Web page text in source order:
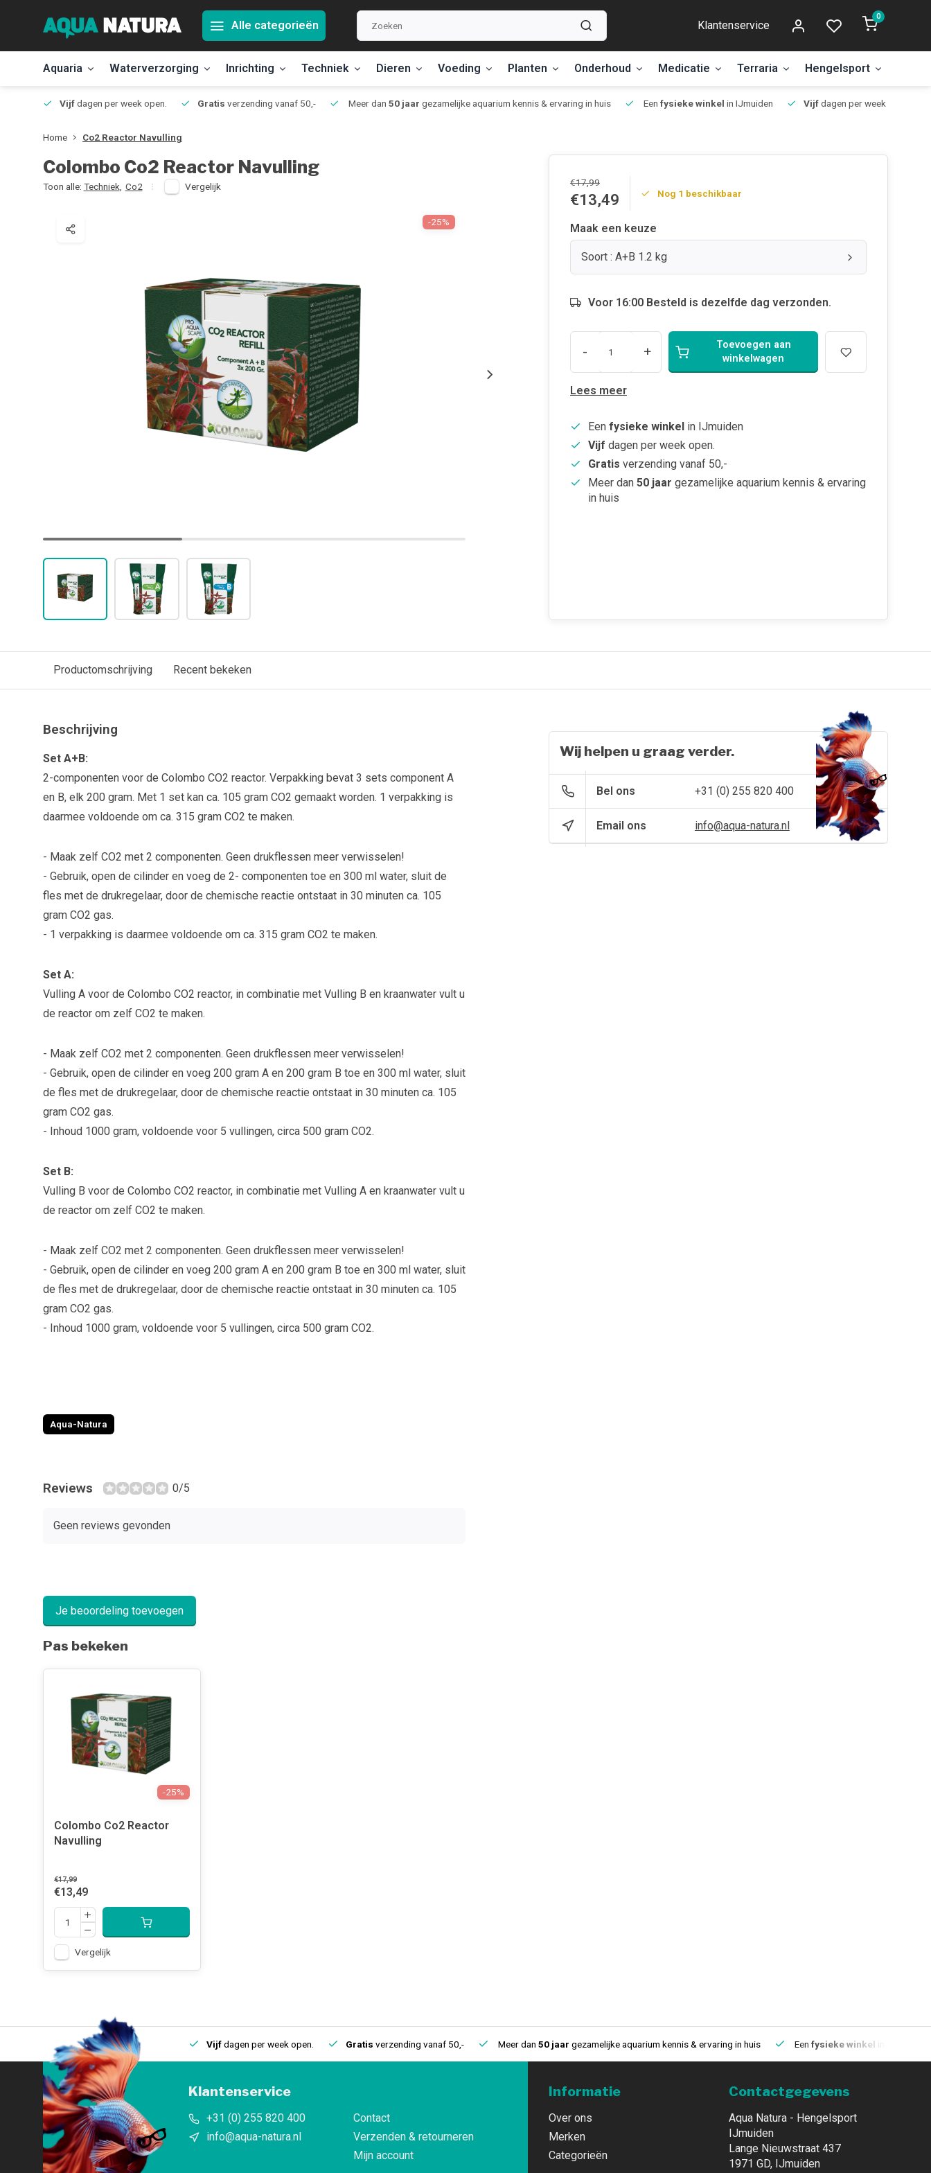
Alle categorieën Klantenservice
0
Aquaria Waterverzorging Inrichting Techniek Dieren Voeding Planten Onderhoud Medicatie Terraria Hengelsport
Vijfdagen per week open. Gratis verzending vanaf 50,- Meer dan 50 jaar gezamelijke aquarium kennis & ervaring in huis Een fysieke winkel in IJmuiden Vijfdagen per week open.
Home Co2 Reactor Navulling
Colombo Co2 Reactor Navulling
Toon alle: Techniek Co2 Vergelijk
-25%
€17,99
€13,49 Nog 1 beschikbaar
Maak een keuze
Soort : A+B 1.2 kg
Voor 16:00 Besteld is dezelfde dag verzonden.
- +
Toevoegen aan
winkelwagen
Lees meer
Een fysieke winkel in IJmuiden
Vijf dagen per week open.
Gratis verzending vanaf 50,-
Meer dan 50 jaar gezamelijke aquarium kennis & ervaring
in huis
Productomschrijving Recent bekeken
Beschrijving
Set A+B:
2-componenten voor de Colombo CO2 reactor. Verpakking bevat 3 sets component A
en B, elk 200 gram. Met 1 set kan ca. 105 gram CO2 gemaakt worden. 1 verpakking is
daarmee voldoende om ca. 315 gram CO2 te maken.
- Maak zelf CO2 met 2 componenten. Geen drukflessen meer verwisselen!
- Gebruik, open de cilinder en voeg de 2- componenten toe en 300 ml water, sluit de
fles met de drukregelaar, door de chemische reactie ontstaat in 30 minuten ca. 105
gram CO2 gas.
- 1 verpakking is daarmee voldoende om ca. 315 gram CO2 te maken.
Set A:
Vulling A voor de Colombo CO2 reactor, in combinatie met Vulling B en kraanwater vult u
de reactor om zelf CO2 te maken.
- Maak zelf CO2 met 2 componenten. Geen drukflessen meer verwisselen!
- Gebruik, open de cilinder en voeg 200 gram A en 200 gram B toe en 300 ml water, sluit
de fles met de drukregelaar, door de chemische reactie ontstaat in 30 minuten ca. 105
gram CO2 gas.
- Inhoud 1000 gram, voldoende voor 5 vullingen, circa 500 gram CO2.
Set B:
Vulling B voor de Colombo CO2 reactor, in combinatie met Vulling A en kraanwater vult u
de reactor om zelf CO2 te maken.
- Maak zelf CO2 met 2 componenten. Geen drukflessen meer verwisselen!
- Gebruik, open de cilinder en voeg 200 gram A en 200 gram B toe en 300 ml water, sluit
de fles met de drukregelaar, door de chemische reactie ontstaat in 30 minuten ca. 105
gram CO2 gas.
- Inhoud 1000 gram, voldoende voor 5 vullingen, circa 500 gram CO2.
Aqua-Natura
Reviews 0/5
Geen reviews gevonden
Je beoordeling toevoegen
Wij helpen u graag verder.
Bel ons +31 (0) 255 820 400
Email ons info@aqua-natura.nl
Pas bekeken
-25%
Colombo Co2 Reactor
Navulling
€17,99
€13,49
Vergelijk
Eenfysieke winkelin IJmuiden Vijfdagen per week open. Gratis verzending vanaf 50,- Meer dan 50 jaar gezamelijke aquarium kennis & ervaring in huis Een fysieke winkel
Klantenservice
+31 (0) 255 820 400
info@aqua-natura.nl
Contact
Verzenden & retourneren
Mijn account
Informatie
Over ons
Merken
Categorieën
Contactgegevens
Aqua Natura - Hengelsport
IJmuiden
Lange Nieuwstraat 437
1971 GD, IJmuiden